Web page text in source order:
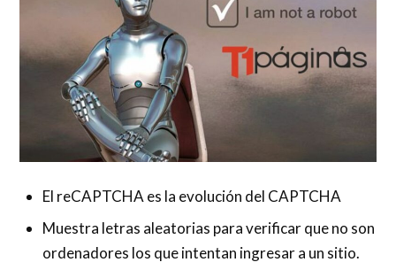
El reCAPTCHA es la evolución del CAPTCHA
Muestra letras aleatorias para verificar que no son
ordenadores los que intentan ingresar a un sitio.